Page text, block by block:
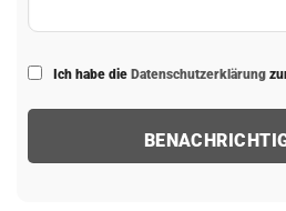
Ich habe die Datenschutzerklärung